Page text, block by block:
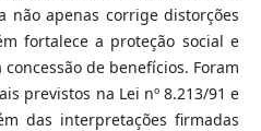
não apenas corrige distorções
fortalece a proteção social e
de benefícios. Foram
previstos na Lei nº 8.213/91 e
das interpretações firmadas